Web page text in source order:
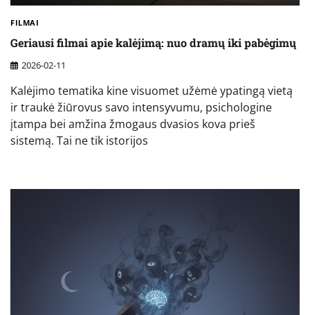
FILMAI
Geriausi filmai apie kalėjimą: nuo dramų iki pabėgimų
2026-02-11
Kalėjimo tematika kine visuomet užėmė ypatingą vietą
ir traukė žiūrovus savo intensyvumu, psichologine
įtampa bei amžina žmogaus dvasios kova prieš
sistemą. Tai ne tik istorijos